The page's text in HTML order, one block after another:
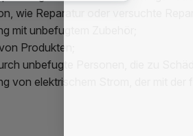
wie Reparatur oder versuchte
mit unbefugtem Zubehör;
Produkten;
unbefugte Personen, die zu
von elektrischem Strom, der mit der